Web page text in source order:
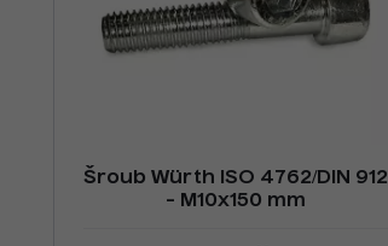
Šroub Würth ISO 4762/DIN 912
- M10x150 mm